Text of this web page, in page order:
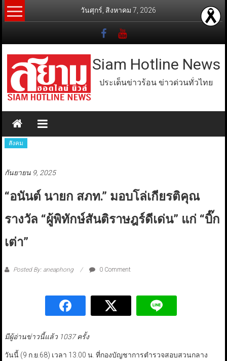
Skip
to
วันศุกร์, สิงหาคม 7, 2026
Siam Hotline News
ประเด็นข่าวร้อน ข่าวด่วนทั่วไทย
สังคม
กันยายน 9, 2025
“อนันต์ นายก สภท.” มอบโล่เกียรติคุณ
รางวัล “ผู้พิทักษ์สันติราษฎร์ดีเด่น” แก่ “บิ๊ก
เต่า”
Posted By: aneaphong 0 Comment
มีผู้อ่านข่าวนี้แล้ว 1037 ครั้ง
วันนี้ (9 ก.ย.68) เวลา 13.00 น. ที่กองบัญชาการตำรวจสอบสวนกลาง